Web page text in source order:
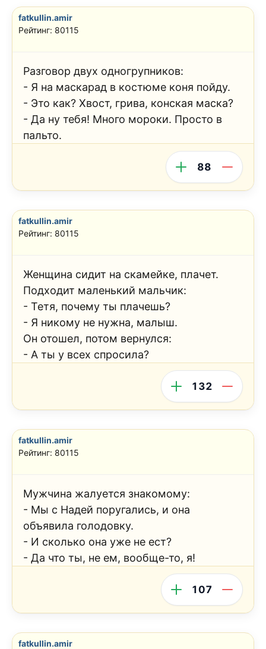
fatkullin.amir
Рейтинг: 80115
Разговор двух одногрупников:
- Я на маскарад в костюме коня пойду.
- Это как? Хвост, грива, конская маска?
- Да ну тебя! Много мороки. Просто в
пальто.
88
fatkullin.amir
Рейтинг: 80115
Женщина сидит на скамейке, плачет.
Подходит маленький мальчик:
- Тетя, почему ты плачешь?
- Я никому не нужна, малыш.
Он отошел, потом вернулся:
- А ты у всех спросила?
132
fatkullin.amir
Рейтинг: 80115
Мужчина жалуется знакомому:
- Мы с Надей поругались, и она
объявила голодовку.
- И сколько она уже не ест?
- Да что ты, не ем, вообще-то, я!
107
fatkullin.amir